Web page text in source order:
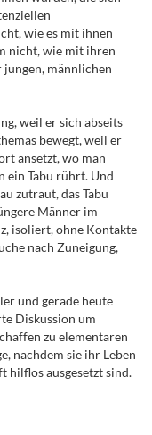
wie es mit ihnen
nicht, wie mit ihren
männlichen
weil er sich abseits
bewegt, weil er
ansetzt, wo man
ein Tabu rührt. Und
zutraut, das Tabu
Männer im
isoliert, ohne Kontakte
nach Zuneigung,
und gerade heute
Diskussion um
zu elementaren
nachdem sie ihr Leben
hilflos ausgesetzt sind.